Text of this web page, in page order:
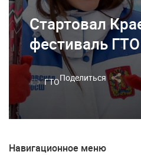
Стартовал
фестиваль ГТО
ГТОПоделиться
Навигационное меню